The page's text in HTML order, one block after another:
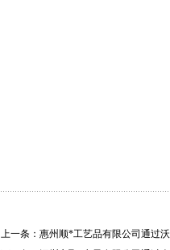
上一条：惠州顺*工艺品有限公司通过